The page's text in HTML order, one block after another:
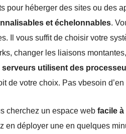
pour héberger des sites ou des
et échelonnables.
Il vous suffit de choisir votre
changer les liaisons
serveurs utilisent des
de votre choix. Pas vbesoin
cherchez un espace web facile
en déployer une en quelques